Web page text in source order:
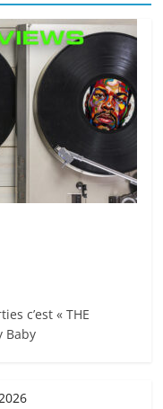
c’est « THE
Baby